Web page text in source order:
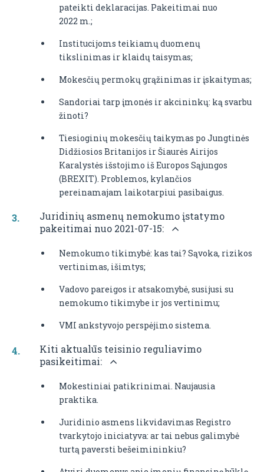
pateikti deklaracijas. Pakeitimai nuo
2022 m.;
Institucijoms teikiamų duomenų
tikslinimas ir klaidų taisymas;
Mokesčių permokų grąžinimas ir įskaitymas;
Sandoriai tarp įmonės ir akcininkų: ką svarbu
žinoti?
Tiesioginių mokesčių taikymas po Jungtinės
Didžiosios Britanijos ir Šiaurės Airijos
Karalystės išstojimo iš Europos Sąjungos
(BREXIT). Problemos, kylančios
pereinamajam laikotarpiui pasibaigus.
Juridinių asmenų nemokumo įstatymo
pakeitimai nuo 2021-07-15:
Nemokumo tikimybė: kas tai? Sąvoka, rizikos
vertinimas, išimtys;
Vadovo pareigos ir atsakomybė, susijusi su
nemokumo tikimybe ir jos vertinimu;
VMI ankstyvojo perspėjimo sistema.
Kiti aktualūs teisinio reguliavimo
pasikeitimai:
Mokestiniai patikrinimai. Naujausia
praktika.
Juridinio asmens likvidavimas Registro
tvarkytojo iniciatyva: ar tai nebus galimybė
turtą paversti bešeimininkiu?